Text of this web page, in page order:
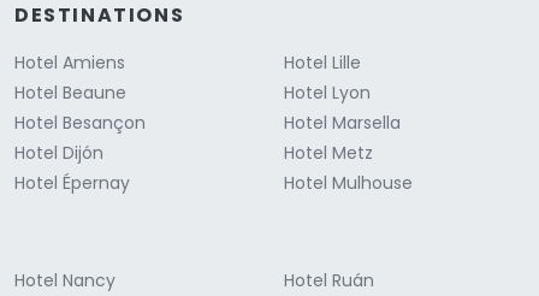
DESTINATIONS
Hotel Amiens
Hotel Beaune
Hotel Besançon
Hotel Dijón
Hotel Épernay
Hotel Lille
Hotel Lyon
Hotel Marsella
Hotel Metz
Hotel Mulhouse
Hotel Nancy
Hotel Ruán